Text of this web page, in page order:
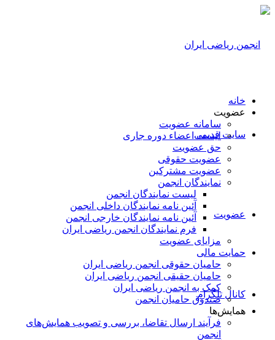
سایت قدیمی
عضویت
کانال تلگرام
خانه
عضویت
سامانه عضویت
لیست اعضاء دوره جاری
حق عضویت
عضویت حقوقی
عضویت مشترکین
نمایندگان انجمن
لیست نمایندگان انجمن
آئین نامه نمایندگان داخلی انجمن
آئین نامه نمایندگان خارجی انجمن
فرم نمایندگان انجمن ریاضی ایران
مزایای عضویت
حمایت مالی
حامیان حقوقی انجمن ریاضی ایران
حامیان حقیقی انجمن ریاضی ایران
کمک به انجمن ریاضی ایران
صندوق حامیان انجمن
همایش‌ها
فرآیند ارسال تقاضا، بررسی و تصویب همایش‌های
انجمن